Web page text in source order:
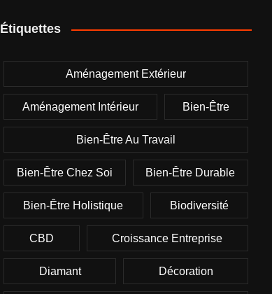
Étiquettes
Aménagement Extérieur
Aménagement Intérieur Bien-Être
Bien-Être Au Travail
Bien-Être Chez Soi Bien-Être Durable
Bien-Être Holistique Biodiversité
CBD Croissance Entreprise
Diamant Décoration